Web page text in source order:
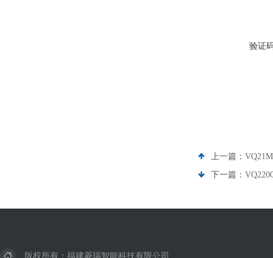
验证
上一篇：
下一篇：
版权所有：福建菱瑞智能科技有限公司